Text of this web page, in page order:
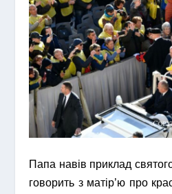
Папа навів приклад
говорить з матір’ю про